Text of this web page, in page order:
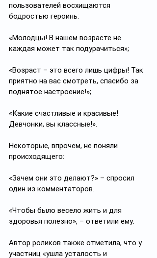
пользователей восхищаются
бодростью героинь:
«Молодцы! В нашем возрасте не
каждая может так подурачиться»;
«Возраст – это всего лишь цифры! Так
приятно на вас смотреть, спасибо за
поднятое настроение!»;
«Какие счастливые и красивые!
Девчонки, вы классные!».
Некоторые, впрочем, не поняли
происходящего:
«Зачем они это делают?» – спросил
один из комментаторов.
«Чтобы было весело жить и для
здоровья полезно», – ответили ему.
Автор роликов также отметила, что у
участниц «ушла усталость и